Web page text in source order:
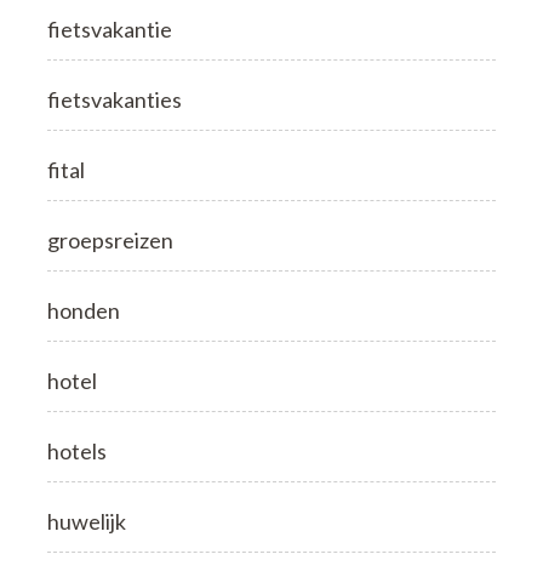
fietsvakantie
fietsvakanties
fital
groepsreizen
honden
hotel
hotels
huwelijk